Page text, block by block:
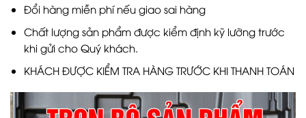
Đổi hàng miễn phí nếu giao sai hàng
Chất lượng sản phẩm được kiểm định kỹ lưỡng trước
khi gửi cho Quý khách.
KHÁCH ĐƯỢC KIỂM TRA HÀNG TRƯỚC KHI THANH TOÁN